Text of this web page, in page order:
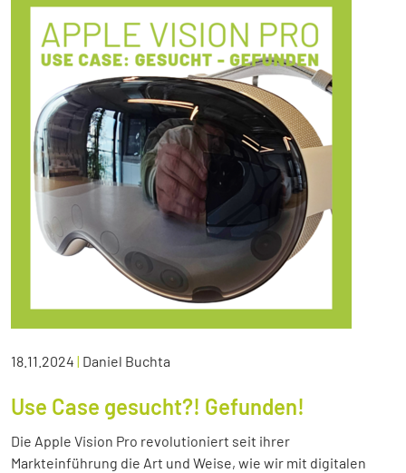
18.11.2024 | Daniel Buchta
Use Case gesucht?! Gefunden!
Die Apple Vision Pro revolutioniert seit ihrer
Markteinführung die Art und Weise, wie wir mit digitalen